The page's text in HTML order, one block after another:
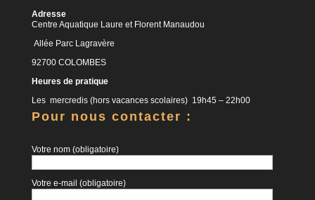
Adresse
Centre Aquatique Laure et Florent Manaudou
Allée Parc Lagravère
92700 COLOMBES
Heures de pratique
Les mercredis (hors vacances scolaires) 19h45 – 22h00
Pour nous contacter :
Votre nom (obligatoire)
Votre e-mail (obligatoire)